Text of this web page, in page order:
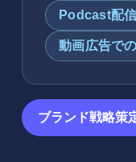
Podcast配信
動画広告で
ブランド戦略策